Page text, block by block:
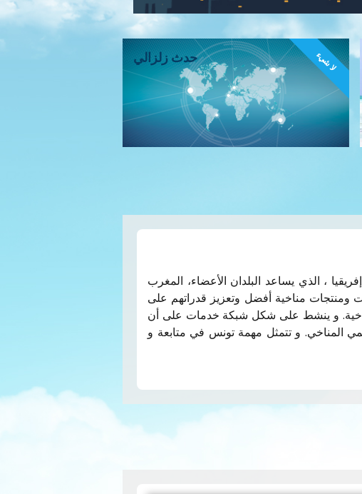
حدث زلزالي لا شيء
، الذي يساعد البلدان الأعضاء، المغرب
ومنتجات مناخية أفضل وتعزيز قدراتهم على
و ينشط على شكل شبكة خدمات على أن
المناخي. و تتمثل مهمة تونس في متابعة و